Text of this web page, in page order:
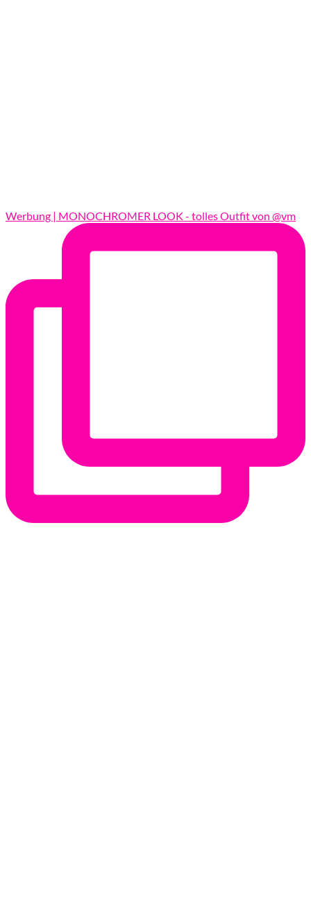
Werbung | MONOCHROMER LOOK - tolles Outfit von @vm